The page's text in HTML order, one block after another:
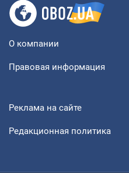
О компании
Правовая информация
Реклама на сайте
Редакционная политика